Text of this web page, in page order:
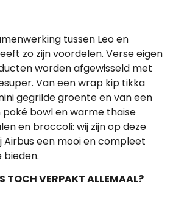
tussen Leo en
zo zijn voordelen. Verse eigen
worden afgewisseld met
Van een wrap kip tikka
gegrilde groente en van een
bowl en warme thaise
en broccoli: wij zijn op deze
Airbus een mooi en compleet
TOCH VERPAKT ALLEMAAL?